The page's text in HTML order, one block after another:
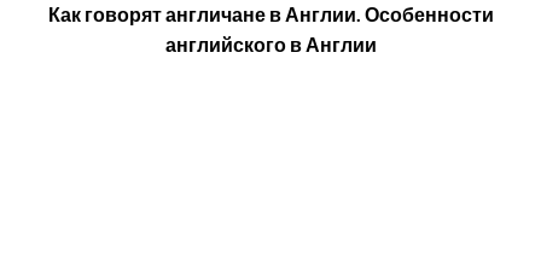
Как говорят англичане в Англии. Особенности
английского в Англии